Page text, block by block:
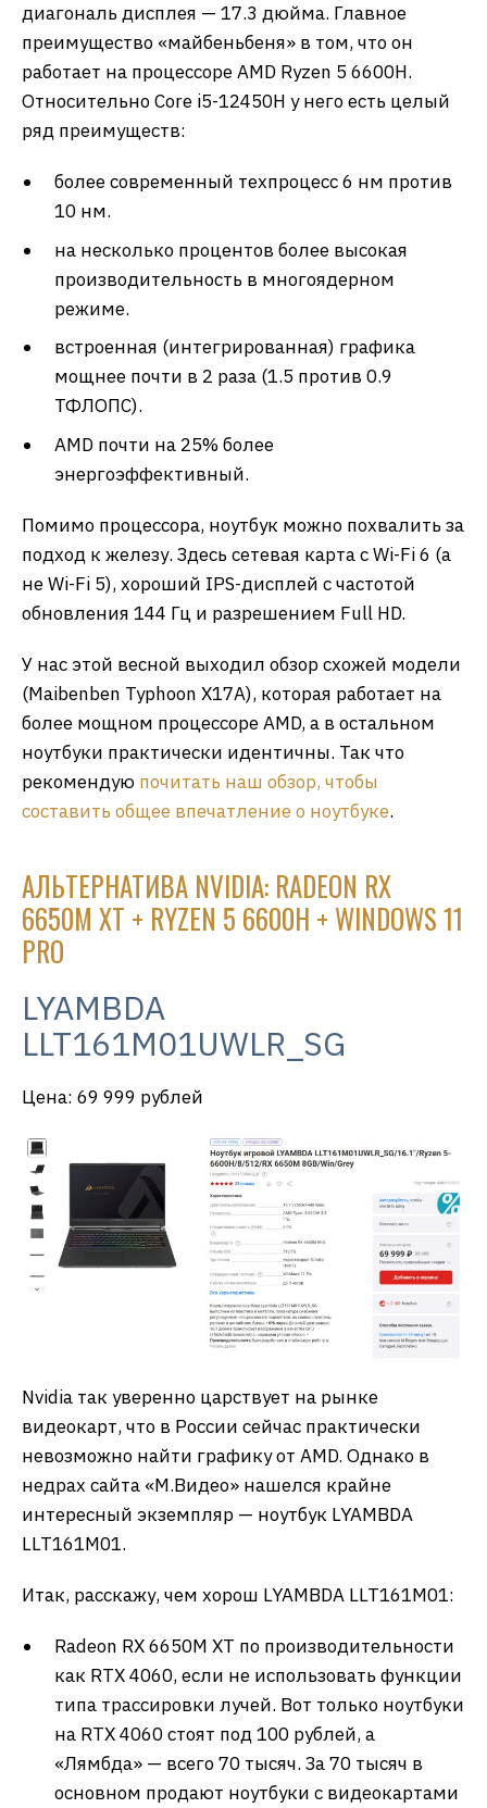
диагональ дисплея — 17.3 дюйма. Главное
преимущество «майбеньбеня» в том, что он
работает на процессоре AMD Ryzen 5 6600H.
Относительно Core i5-12450H у него есть целый
ряд преимуществ:
более современный техпроцесс 6 нм против
10 нм.
на несколько процентов более высокая
производительность в многоядерном
режиме.
встроенная (интегрированная) графика
мощнее почти в 2 раза (1.5 против 0.9
ТФЛОПС).
AMD почти на 25% более
энергоэффективный.
Помимо процессора, ноутбук можно похвалить за
подход к железу. Здесь сетевая карта с Wi-Fi 6 (а
не Wi-Fi 5), хороший IPS-дисплей с частотой
обновления 144 Гц и разрешением Full HD.
У нас этой весной выходил обзор схожей модели
(Maibenben Typhoon X17A), которая работает на
более мощном процессоре AMD, а в остальном
ноутбуки практически идентичны. Так что
рекомендую почитать наш обзор, чтобы
составить общее впечатление о ноутбуке.
АЛЬТЕРНАТИВА NVIDIA: RADEON RX
6650M XT + RYZEN 5 6600H + WINDOWS 11
PRO
LYAMBDA
LLT161M01UWLR_SG
Цена: 69 999 рублей
Nvidia так уверенно царствует на рынке
видеокарт, что в России сейчас практически
невозможно найти графику от AMD. Однако в
недрах сайта «М.Видео» нашелся крайне
интересный экземпляр — ноутбук LYAMBDA
LLT161M01.
Итак, расскажу, чем хорош LYAMBDA LLT161M01:
Radeon RX 6650M XT по производительности
как RTX 4060, если не использовать функции
типа трассировки лучей. Вот только ноутбуки
на RTX 4060 стоят под 100 рублей, а
«Лямбда» — всего 70 тысяч. За 70 тысяч в
основном продают ноутбуки с видеокартами